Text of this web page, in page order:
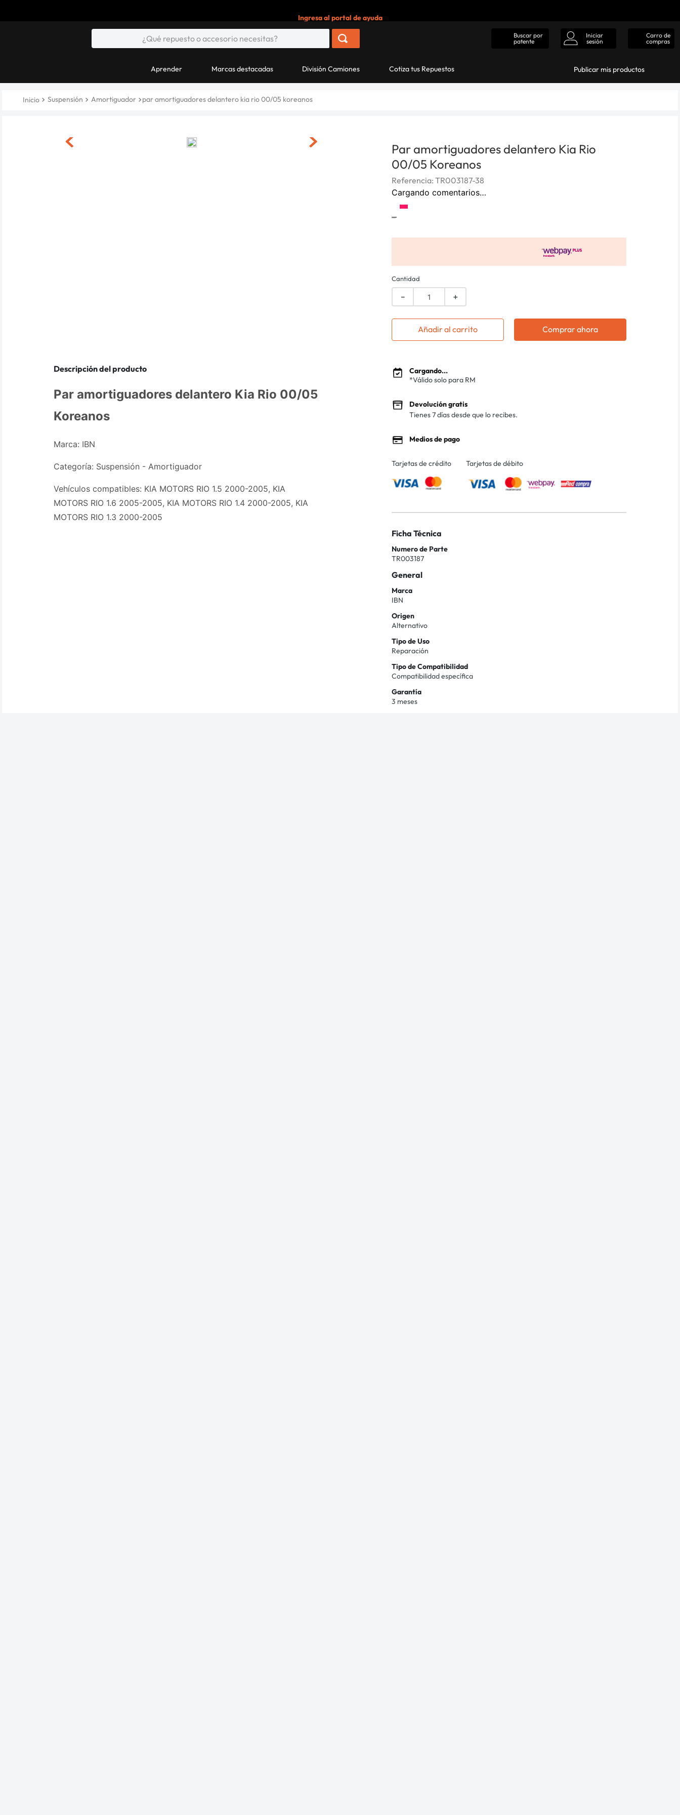
Ingresa al portal de ayuda
Buscar por
patente
Iniciar
sesión
Carro de
compras
Aprender Marcas destacadas División Camiones Cotiza tus Repuestos Publicar mis productos
Suspensión Amortiguador par amortiguadores delantero kia rio 00/05 koreanos
Descripción del producto
Par amortiguadores delantero Kia Rio 00/05
Koreanos
Marca: IBN
Categoría: Suspensión - Amortiguador
Vehículos compatibles: KIA MOTORS RIO 1.5 2000-2005, KIA
MOTORS RIO 1.6 2005-2005, KIA MOTORS RIO 1.4 2000-2005, KIA
MOTORS RIO 1.3 2000-2005
Par amortiguadores delantero Kia Rio
00/05 Koreanos
Referencia: TR003187-38
Cargando comentarios…
-
Cantidad
＋
－
Añadir al carrito Comprar ahora
Cargando...
*Válido solo para RM
Devolución gratis
Tienes 7 días desde que lo recibes.
Medios de pago
Tarjetas de crédito Tarjetas de débito
Ficha Técnica
Numero de Parte
TR003187
General
Marca
IBN
Origen
Alternativo
Tipo de Uso
Reparación
Tipo de Compatibilidad
Compatibilidad específica
Garantía
3 meses